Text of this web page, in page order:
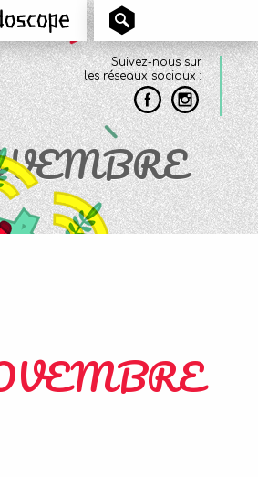
Kaléidoscope
Suivez-nous sur
les réseaux sociaux :